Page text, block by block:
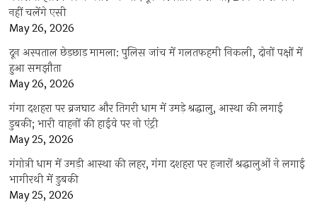
नहीं चलेंगे एसी
May 26, 2026
दून अस्पताल छेड़छाड़ मामला: पुलिस जांच में गलतफहमी निकली, दोनों पक्षों में
हुआ समझौता
May 26, 2026
गंगा दशहरा पर ब्रजघाट और तिगरी धाम में उमड़े श्रद्धालु, आस्था की लगाई
डुबकी; भारी वाहनों की हाईवे पर नो एंट्री
May 25, 2026
गंगोत्री धाम में उमड़ी आस्था की लहर, गंगा दशहरा पर हजारों श्रद्धालुओं ने लगाई
भागीरथी में डुबकी
May 25, 2026